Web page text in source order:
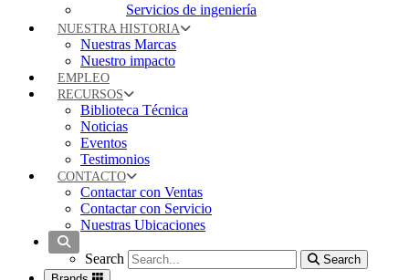
Servicios de ingeniería
NUESTRA HISTORIA
Nuestras Marcas
Nuestro impacto
EMPLEO
RECURSOS
Biblioteca Técnica
Noticias
Eventos
Testimonios
CONTACTO
Contactar con Ventas
Contactar con Servicio
Nuestras Ubicaciones
Search Search
Search